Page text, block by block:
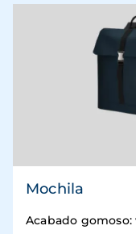
Mochila
Acabado gomoso: